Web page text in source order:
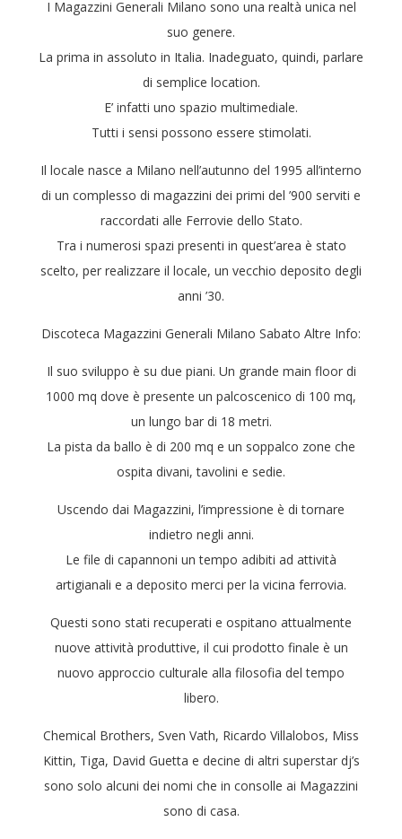
I Magazzini Generali Milano sono una realtà unica nel
suo genere.
La prima in assoluto in Italia. Inadeguato, quindi, parlare
di semplice location.
E’ infatti uno spazio multimediale.
Tutti i sensi possono essere stimolati.
Il locale nasce a Milano nell’autunno del 1995 all’interno
di un complesso di magazzini dei primi del ’900 serviti e
raccordati alle Ferrovie dello Stato.
Tra i numerosi spazi presenti in quest’area è stato
scelto, per realizzare il locale, un vecchio deposito degli
anni ’30.
Discoteca Magazzini Generali Milano Sabato Altre Info:
Il suo sviluppo è su due piani. Un grande main floor di
1000 mq dove è presente un palcoscenico di 100 mq,
un lungo bar di 18 metri.
La pista da ballo è di 200 mq e un soppalco zone che
ospita divani, tavolini e sedie.
Uscendo dai Magazzini, l’impressione è di tornare
indietro negli anni.
Le file di capannoni un tempo adibiti ad attività
artigianali e a deposito merci per la vicina ferrovia.
Questi sono stati recuperati e ospitano attualmente
nuove attività produttive, il cui prodotto finale è un
nuovo approccio culturale alla filosofia del tempo
libero.
Chemical Brothers, Sven Vath, Ricardo Villalobos, Miss
Kittin, Tiga, David Guetta e decine di altri superstar dj’s
sono solo alcuni dei nomi che in consolle ai Magazzini
sono di casa.